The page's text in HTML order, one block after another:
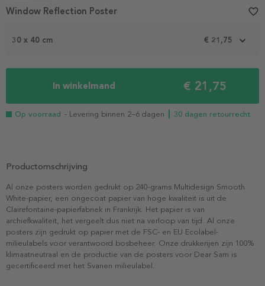
1
30 x 40 cm € 21,75
In winkelmand € 21,75
Op voorraad - Levering binnen 2–6 dagen ┃ 30 dagen retourrecht
Window Reflection Poster favorite_border
Productomschrijving
Al onze posters worden gedrukt op 240-grams Multidesign Smooth
White-papier, een ongecoat papier van hoge kwaliteit is uit de
Clairefontaine-papierfabriek in Frankrijk. Het papier is van
archiefkwaliteit, het vergeelt dus niet na verloop van tijd. Al onze
posters zijn gedrukt op papier met de FSC- en EU Ecolabel-
milieulabels voor verantwoord bosbeheer. Onze drukkerijen zijn 100%
klimaatneutraal en de productie van de posters voor Dear Sam is
gecertificeerd met het Svanen milieulabel.